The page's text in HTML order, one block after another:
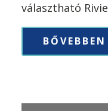
választható
BŐVEBBEN